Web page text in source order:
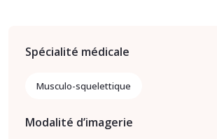
Spécialité médicale
Musculo-squelettique
Modalité d’imagerie